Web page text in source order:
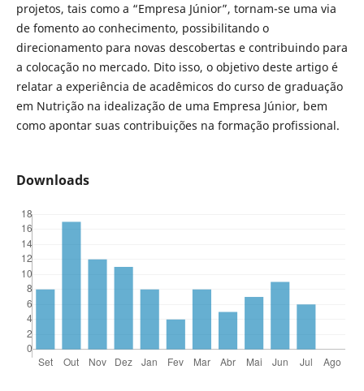
projetos, tais como a “Empresa Júnior”, tornam-se uma via
de fomento ao conhecimento, possibilitando o
direcionamento para novas descobertas e contribuindo para
a colocação no mercado. Dito isso, o objetivo deste artigo é
relatar a experiência de acadêmicos do curso de graduação
em Nutrição na idealização de uma Empresa Júnior, bem
como apontar suas contribuições na formação profissional.
Downloads